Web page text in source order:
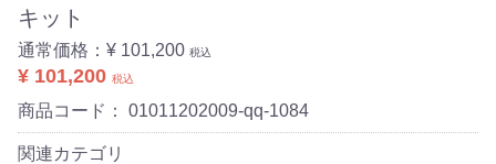
キット
通常価格： ¥ 101,200 税込
¥ 101,200 税込
商品コード： 01011202009-qq-1084
関連カテゴリ